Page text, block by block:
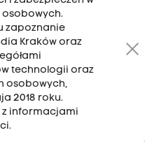
zapoznanie
Kraków oraz
technologii oraz
osobowych,
2018 roku.
z informacjami